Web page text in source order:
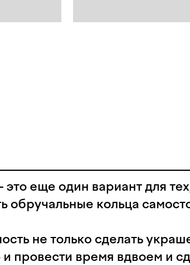
еще один вариант для
обручальные кольца
не только сделать
провести время вдвоем и